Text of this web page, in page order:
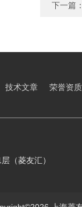
下一篇
技术文章 荣誉资质
（菱友汇）